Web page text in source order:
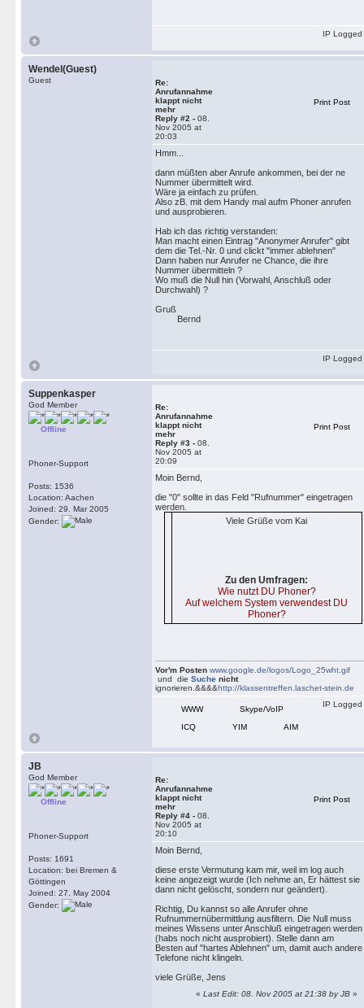
IP Logged
Wendel(Guest)
Guest
Re:
Anrufannahme
klappt nicht
mehr
Reply #2 - 08.
Nov 2005 at
20:03
Print Post
Hmm...
dann müßten aber Anrufe ankommen, bei der ne
Nummer übermittelt wird.
Wäre ja einfach zu prüfen.
Also zB. mit dem Handy mal aufm Phoner anrufen
und ausprobieren.
Hab ich das richtig verstanden:
Man macht einen Eintrag "Anonymer Anrufer" gibt
dem die Tel.-Nr. 0 und clickt "immer ablehnen"
Dann haben nur Anrufer ne Chance, die ihre
Nummer übermitteln ?
Wo muß die Null hin (Vorwahl, Anschluß oder
Durchwahl) ?
Gruß
Bernd
IP Logged
Suppenkasper
God Member
Offline
Phoner-Support
Posts: 1536
Location: Aachen
Joined: 29. Mar 2005
Gender:
Re:
Anrufannahme
klappt nicht
mehr
Reply #3 - 08.
Nov 2005 at
20:09
Print Post
Moin Bernd,
die "0" sollte in das Feld "Rufnummer" eingetragen
werden.
Viele Grüße vom Kai
Zu den Umfragen:
Wie nutzt DU Phoner?
Auf welchem System verwendest DU
Phoner?
Vor'm Posten www.google.de/logos/Logo_25wht.gif
und die Suche nicht
ignorieren.&&&&http://klassentreffen.laschet-stein.de
WWW
Skype/VoIP
ICQ
YIM AIM
IP Logged
JB
God Member
Offline
Phoner-Support
Posts: 1691
Location: bei Bremen &
Göttingen
Joined: 27. May 2004
Gender:
Re:
Anrufannahme
klappt nicht
mehr
Reply #4 - 08.
Nov 2005 at
20:10
Print Post
Moin Bernd,
diese erste Vermutung kam mir, weil im log auch
keine angezeigt wurde (Ich nehme an, Er hättest sie
dann nicht gelöscht, sondern nur geändert).
Richtig, Du kannst so alle Anrufer ohne
Rufnummernübermittlung ausfiltern. Die Null muss
meines Wissens unter Anschluß eingetragen werden
(habs noch nicht ausprobiert). Stelle dann am
Besten auf "hartes Ablehnen" um, damit auch andere
Telefone nicht klingeln.
viele Grüße, Jens
«Last Edit: 08. Nov 2005 at 21:38 by JB »